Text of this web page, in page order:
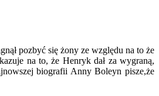
pozbyć się żony ze względu na to że
na to, że Henryk dał za wygraną,
biografii Anny Boleyn pisze,że